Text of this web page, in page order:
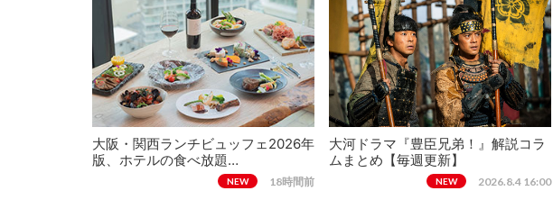
大阪・関西ランチビュッフェ2026年
版、ホテルの食べ放題…
NEW 18時間前
大河ドラマ『豊臣兄弟！』解説コラ
ムまとめ【毎週更新】
NEW 2026.8.4 16:00